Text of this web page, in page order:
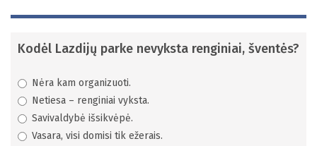
Kodėl Lazdijų parke nevyksta renginiai, šventės?
Nėra kam organizuoti.
Netiesa – renginiai vyksta.
Savivaldybė išsikvėpė.
Vasara, visi domisi tik ežerais.